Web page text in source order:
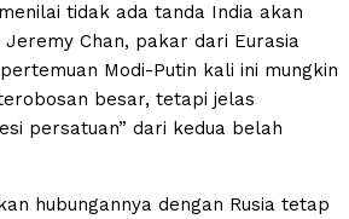
tidak ada tanda India akan
Chan, pakar dari Eurasia
Modi-Putin kali ini mungkin
besar, tetapi jelas
persatuan” dari kedua belah
hubungannya dengan Rusia tetap